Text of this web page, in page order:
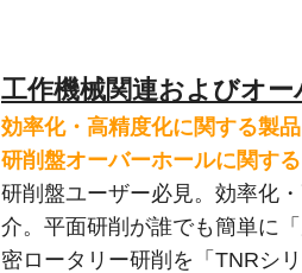
工作機械関連およびオ
効率化・高精度化に関する製
研削盤オーバーホールに関す
研削盤ユーザー必見。効率化
介。平面研削が誰でも簡単に
密ロータリー研削を「TNRシ